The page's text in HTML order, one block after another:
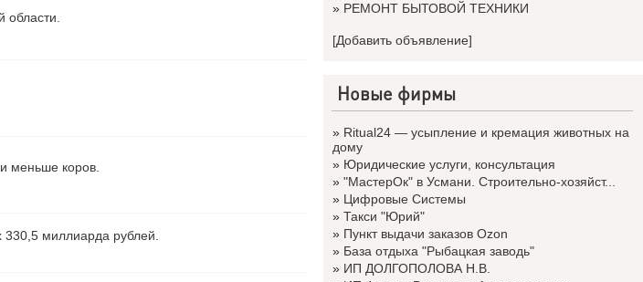
меньше коров.
миллиарда рублей.
» РЕМОНТ БЫТОВОЙ ТЕХНИКИ
[Добавить объявление]
Новые фирмы
» Ritual24 — усыпление и кремация животных на
дому
» Юридические услуги, консультация
» "МастерОк" в Усмани. Строительно-хозяйст...
» Цифровые Системы
» Такси "Юрий"
» Пункт выдачи заказов Ozon
» База отдыха "Рыбацкая заводь"
» ИП ДОЛГОПОЛОВА Н.В.